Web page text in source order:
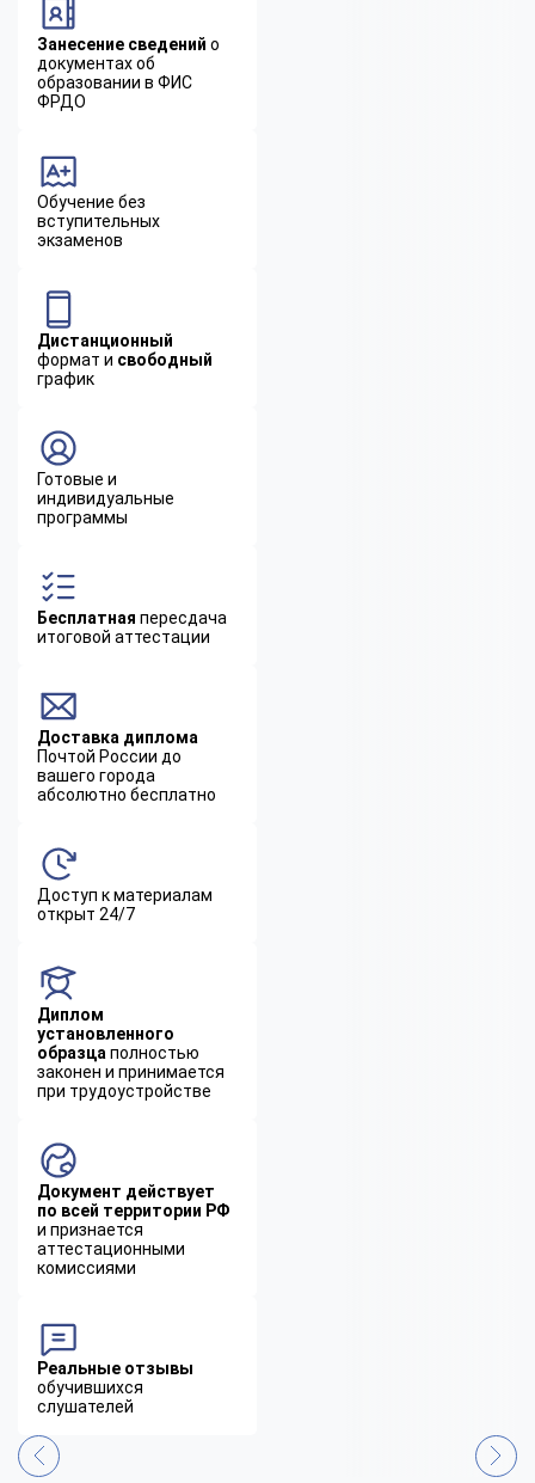
Занесение сведений о
документах об
образовании в ФИС
ФРДО
Обучение без
вступительных
экзаменов
Дистанционный
формат и свободный
график
Готовые и
индивидуальные
программы
Бесплатная пересдача
итоговой аттестации
Доставка диплома
Почтой России до
вашего города
абсолютно бесплатно
Доступ к материалам
открыт 24/7
Диплом
установленного
образца полностью
законен и принимается
при трудоустройстве
Документ действует
по всей территории РФ
и признается
аттестационными
комиссиями
Реальные отзывы
обучившихся
слушателей